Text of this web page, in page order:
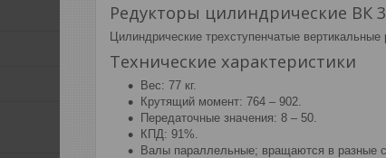
Редукторы цилиндрические ВК
Цилиндрические трехступенчатые
Технические характеристики
Вес: 77 кг.
Крутящий момент: 764 – 902.
Передаточные значения: 8 – 50.
КПД: 91%.
Валы параллельные; вращаются в разные